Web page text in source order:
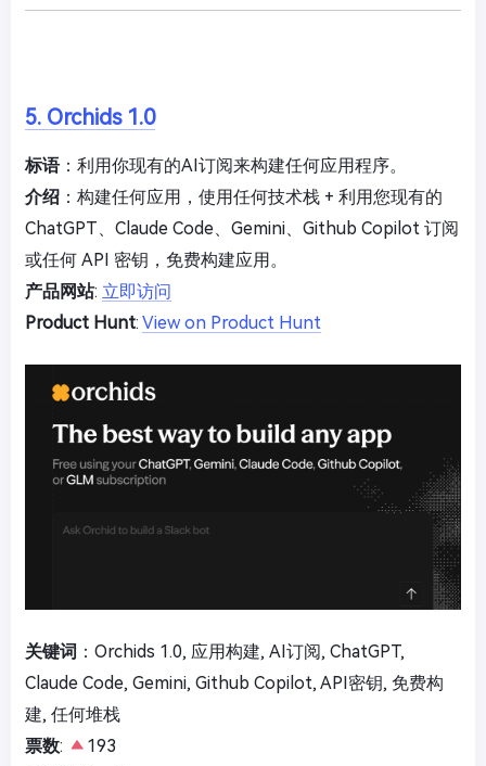
5. Orchids 1.0
标语：利用你现有的AI订阅来构建任何应用程序。
介绍 ：构建任何应用，使用任何技术栈 + 利用您现有的
ChatGPT、Claude Code、Gemini、Github Copilot 订阅
或任何 API 密钥，免费构建应用。
产品网站: 立即访问
Product Hunt: View on Product Hunt
关键词 ：Orchids 1.0, 应用构建, AI订阅, ChatGPT,
Claude Code, Gemini, Github Copilot, API密钥, 免费构
建, 任何堆栈
票数:
193